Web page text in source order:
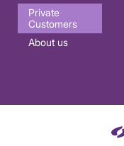
Основная
навигация
Private
Customers
About us